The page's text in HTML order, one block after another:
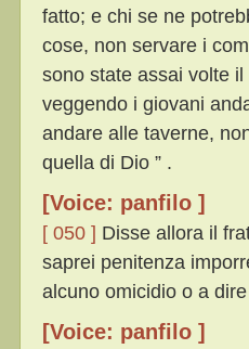
fatto; e chi se ne
cose, non servare i
sono state assai volte
veggendo i giovani
andare alle taverne,
quella di Dio ” .
[Voice: panfilo ]
[ 050 ] Disse allora il
saprei penitenza
alcuno omicidio o a
[Voice: panfilo ]